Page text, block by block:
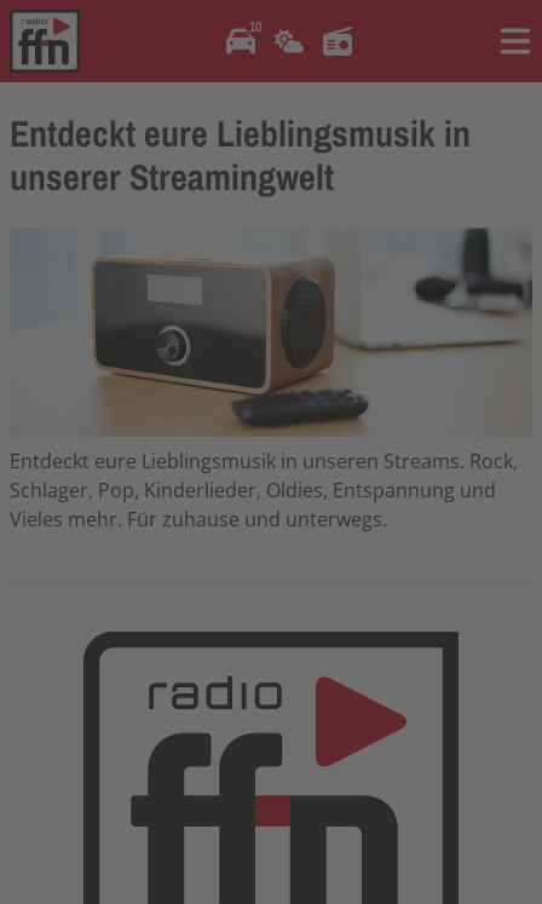
10
Entdeckt eure Lieblingsmusik in
unserer Streamingwelt
Entdeckt eure Lieblingsmusik in unseren Streams. Rock,
Schlager, Pop, Kinderlieder, Oldies, Entspannung und
Vieles mehr. Für zuhause und unterwegs.